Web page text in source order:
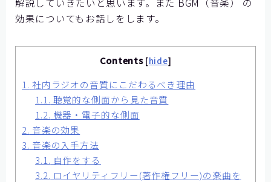
【住友ゴム工業様②】
コミュニケーションの課題をデータで見る
メディア掲載
記事を探す
効果についてもお話しをします。
Contents [hide]
1. 社内ラジオの音質にこだわるべき理由
1.1. 聴覚的な側面から見た音質
1.2. 機器・電子的な側面
2. 音楽の効果
3. 音楽の入手方法
3.1. 自作をする
3.2. ロイヤリティフリー(著作権フリー)の楽曲を